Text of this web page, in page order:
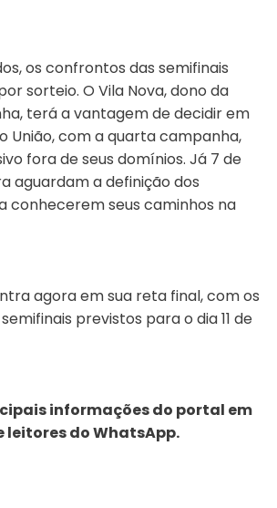
os confrontos das semifinais
sorteio. O Vila Nova, dono da
terá a vantagem de decidir em
União, com a quarta campanha,
fora de seus domínios. Já 7 de
aguardam a definição dos
conhecerem seus caminhos na
agora em sua reta final, com os
previstos para o dia 11 de
informações do portal em
leitores do WhatsApp.